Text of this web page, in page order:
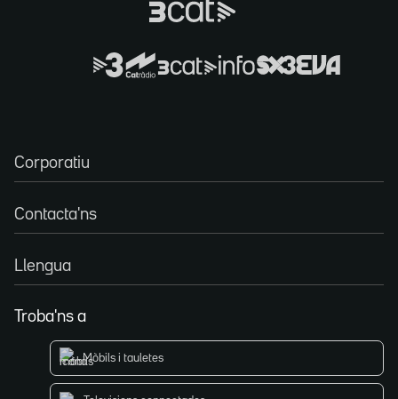
Corporatiu
Contacta'ns
Llengua
Troba'ns a
Mòbils i tauletes